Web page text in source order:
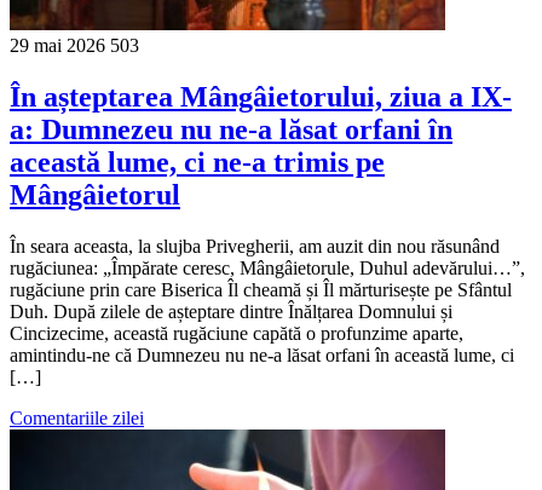
29 mai 2026 503
În așteptarea Mângâietorului, ziua a IX-
a: Dumnezeu nu ne-a lăsat orfani în
această lume, ci ne-a trimis pe
Mângâietorul
În seara aceasta, la slujba Privegherii, am auzit din nou răsunând
rugăciunea: „Împărate ceresc, Mângâietorule, Duhul adevărului…”,
rugăciune prin care Biserica Îl cheamă și Îl mărturisește pe Sfântul
Duh. După zilele de așteptare dintre Înălțarea Domnului și
Cincizecime, această rugăciune capătă o profunzime aparte,
amintindu-ne că Dumnezeu nu ne-a lăsat orfani în această lume, ci
[…]
Comentariile zilei